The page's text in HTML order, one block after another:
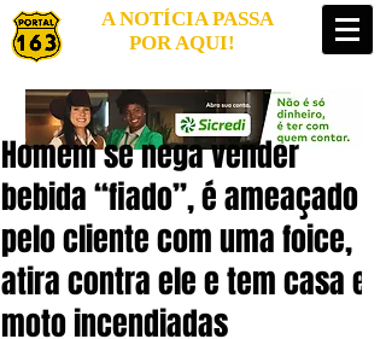
A NOTÍCIA PASSA
POR AQUI!
Homem se nega vender
bebida “fiado”, é ameaçado
pelo cliente com uma foice,
atira contra ele e tem casa e
moto incendiadas